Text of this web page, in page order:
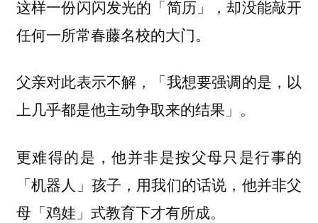
这样一份闪闪发光的「简历」，却没能敲开
任何一所常春藤名校的大门。
父亲对此表示不解，「我想要强调的是，以
上几乎都是他主动争取来的结果」。
更难得的是，他并非是按父母只是行事的
「机器人」孩子，用我们的话说，他并非父
母「鸡娃」式教育下才有所成。